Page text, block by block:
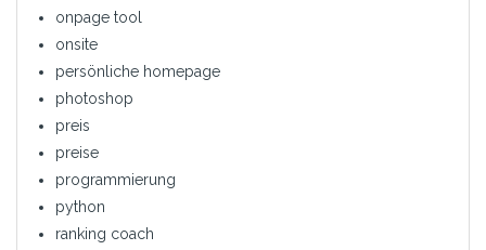
onpage tool
onsite
persönliche homepage
photoshop
preis
preise
programmierung
python
ranking coach